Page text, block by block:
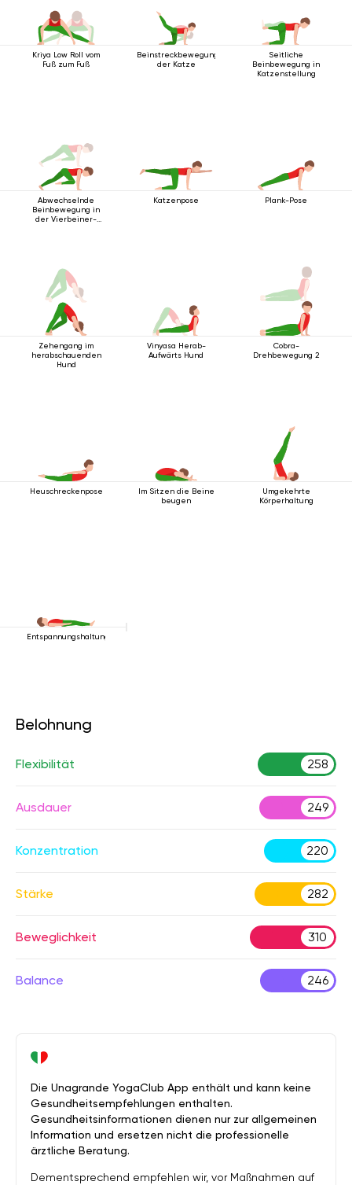
Kriya Low Roll vom
Fuß zum Fuß
Beinstreckbewegung
der Katze
Seitliche
Beinbewegung in
Katzenstellung
Abwechselnde
Beinbewegung in
der Vierbeiner-
Katzenpose Plank-Pose
Zehengang im
herabschauenden
Hund
Vinyasa Herab-
Aufwärts Hund
Cobra-
Drehbewegung 2
Heuschreckenpose
Im Sitzen die Beine
beugen
Umgekehrte
Körperhaltung
Entspannungshaltung
Belohnung
Flexibilität 258
Ausdauer 249
Konzentration 220
Stärke 282
Beweglichkeit 310
Balance 246
Die Unagrande YogaClub App enthält und kann keine
Gesundheitsempfehlungen enthalten.
Gesundheitsinformationen dienen nur zur allgemeinen
Information und ersetzen nicht die professionelle
ärztliche Beratung.
Dementsprechend empfehlen wir, vor Maßnahmen auf